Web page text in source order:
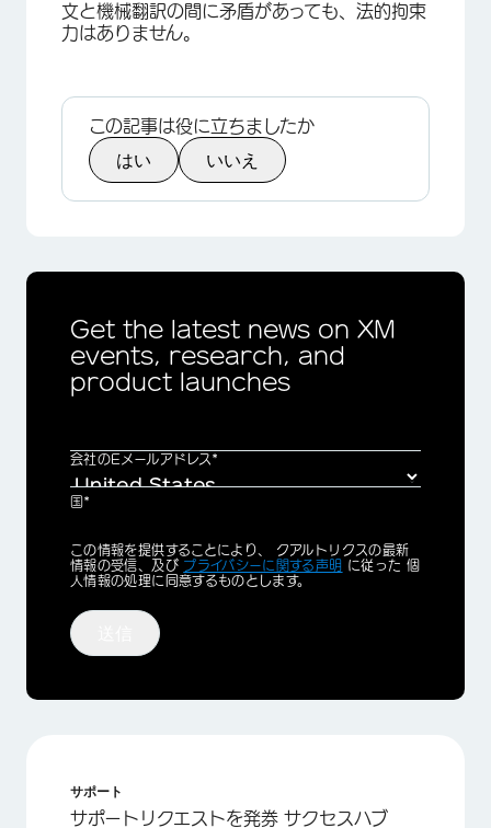
×
文と機械翻訳の間に矛盾があっても、法的拘束
力はありません。
この記事は役に立ちましたか
はい いいえ
Get the latest news on XM
events, research, and
product launches
会社のEメールアドレス*
国*
Privacy
Optin
この情報を提供することにより、 クアルトリクスの最新
情報の受信、及び プライバシーに関する声明 に従った 個
人情報の処理に同意するものとします。
サポート
サポートリクエストを発券 サクセスハブ